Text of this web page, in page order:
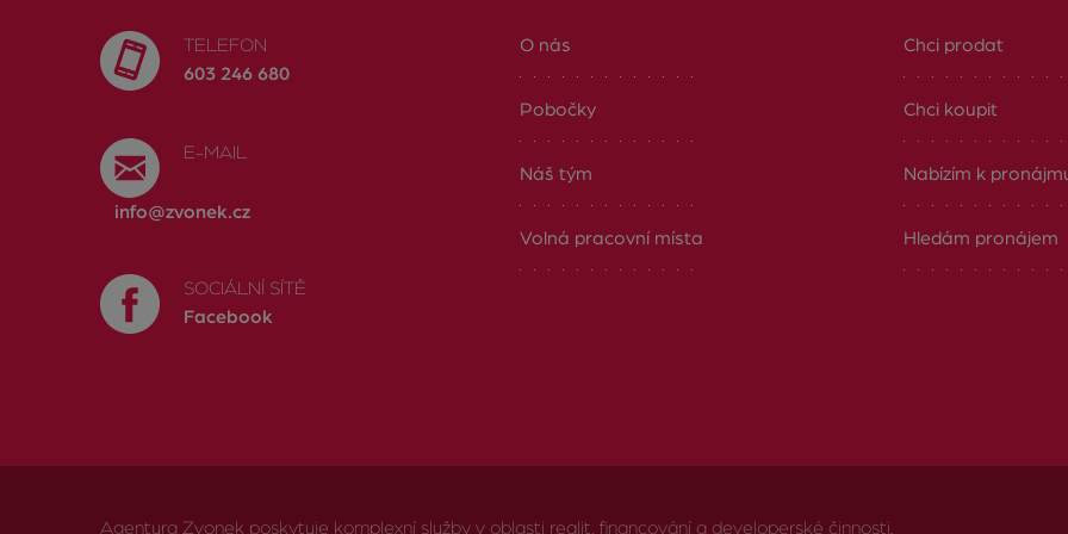
TELEFON
603 246 680
E-MAIL
info@zvonek.cz
SOCIÁLNÍ SÍTĚ
Facebook
O nás
Pobočky
Náš tým
Volná pracovní místa
Chci prodat
Chci koupit
Nabízím k
Hledám pronájem
Agentura Zvonek poskytuje komplexní služby v oblasti realit, financování a developerské činnosti.